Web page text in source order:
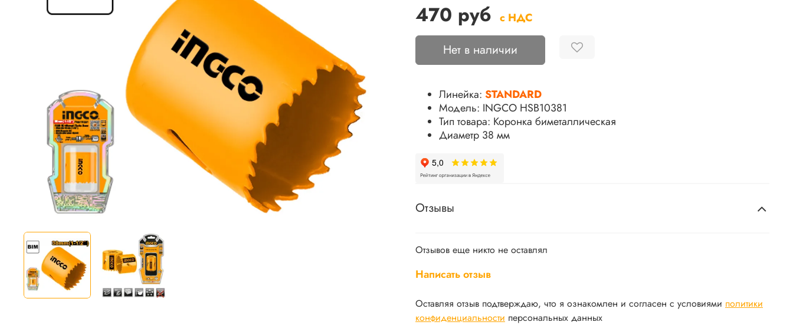
470 руб с НДС
Нет в наличии
Линейка: STANDARD
Модель: INGCO HSB10381
Тип товара: Коронка биметаллическая
Диаметр 38 мм
Отзывы
Отзывов еще никто не оставлял
Написать отзыв
Оставляя отзыв подтверждаю, что я ознакомлен и согласен с условиями политики
конфиденциальности персональных данных